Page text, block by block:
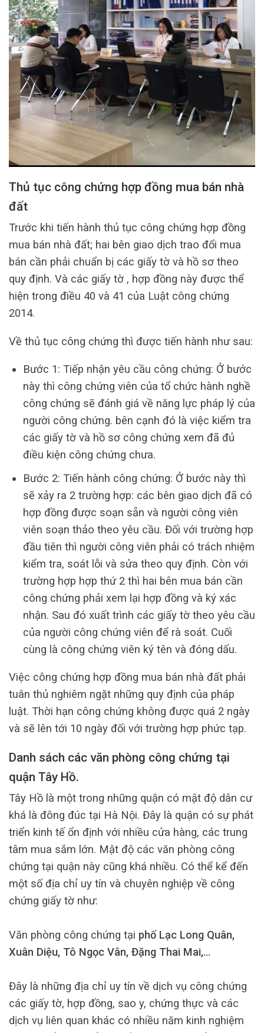
Thủ tục công chứng hợp đồng mua bán nhà
đất
Trước khi tiến hành thủ tục công chứng hợp đồng
mua bán nhà đất; hai bên giao dịch trao đổi mua
bán cần phải chuẩn bị các giấy tờ và hồ sơ theo
quy định. Và các giấy tờ , hợp đồng này được thể
hiện trong điều 40 và 41 của Luật công chứng
2014.
Về thủ tục công chứng thì được tiến hành như sau:
Bước 1: Tiếp nhận yêu cầu công chứng: Ở bước
này thì công chứng viên của tổ chức hành nghề
công chứng sẽ đánh giá về năng lực pháp lý của
người công chứng. bên cạnh đó là việc kiểm tra
các giấy tờ và hồ sơ công chứng xem đã đủ
điều kiện công chứng chưa.
Bước 2: Tiến hành công chứng: Ở bước này thì
sẽ xảy ra 2 trường hợp: các bên giao dịch đã có
hợp đồng được soạn sẵn và người công viên
viên soạn thảo theo yêu cầu. Đối với trường hợp
đầu tiên thì người công viên phải có trách nhiệm
kiểm tra, soát lỗi và sửa theo quy định. Còn với
trường hợp hợp thứ 2 thì hai bên mua bán cần
công chứng phải xem lại hợp đồng và ký xác
nhận. Sau đó xuất trình các giấy tờ theo yêu cầu
của người công chứng viên để rà soát. Cuối
cùng là công chứng viên ký tên và đóng dấu.
Việc công chứng hợp đồng mua bán nhà đất phải
tuân thủ nghiêm ngặt những quy định của pháp
luật. Thời hạn công chứng không được quá 2 ngày
và sẽ lên tới 10 ngày đối với trường hợp phức tạp.
Danh sách các văn phòng công chứng tại
quận Tây Hồ.
Tây Hồ là một trong những quận có mật độ dân cư
khá là đông đúc tại Hà Nội. Đây là quận có sự phát
triển kinh tế ổn định với nhiều cửa hàng, các trung
tâm mua sắm lớn. Mật độ các văn phòng công
chứng tại quận này cũng khá nhiều. Có thể kể đến
một số địa chỉ uy tín và chuyên nghiệp về công
chứng giấy tờ như:
Văn phòng công chứng tại phố Lạc Long Quân,
Xuân Diệu, Tô Ngọc Vân, Đặng Thai Mai,…
Đây là những địa chỉ uy tín về dịch vụ công chứng
các giấy tờ, hợp đồng, sao y, chứng thực và các
dịch vụ liên quan khác có nhiều năm kinh nghiệm